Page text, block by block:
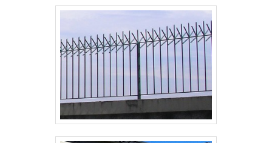
feito a diferença no mercado pela idoneidade em
tudo que faz onde fecha todo o ciclo de entrega com
excelência para cada cliente.